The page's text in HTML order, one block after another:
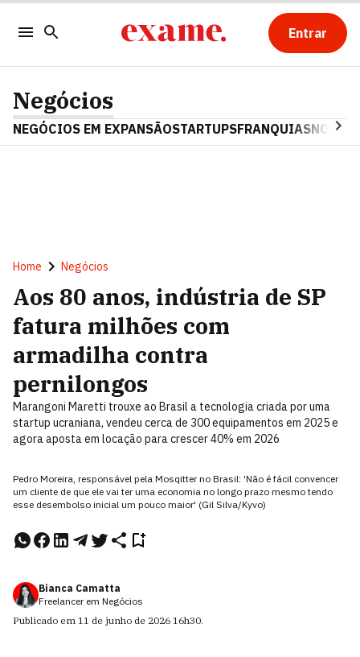
Entrar
Negócios
NEGÓCIOS EM EXPANSÃOSTARTUPSFRANQUIAS
Home Negócios
Aos 80 anos, indústria de SP
fatura milhões com
armadilha contra
pernilongos
Marangoni Maretti trouxe ao Brasil a tecnologia criada por uma
startup ucraniana, vendeu cerca de 300 equipamentos em 2025 e
agora aposta em locação para crescer 40% em 2026
Pedro Moreira, responsável pela Mosqitter no Brasil: 'Não é fácil convencer
um cliente de que ele vai ter uma economia no longo prazo mesmo tendo
esse desembolso inicial um pouco maior' (Gil Silva/Kyvo)
Bianca Camatta
Freelancer em Negócios
Publicado em 11 de junho de 2026 16h30.